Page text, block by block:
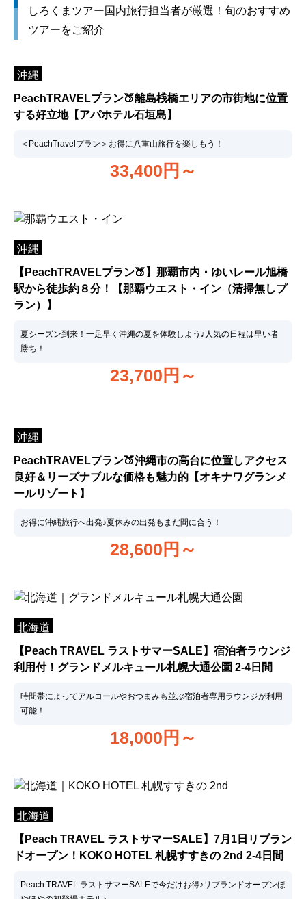
しろくまツアー国内旅行担当者が厳選！旬のおすすめ
ツアーをご紹介
沖縄
PeachTRAVELプラン🍑離島桟橋エリアの市街地に位置
する好立地【アパホテル石垣島】
＜PeachTravelプラン＞お得に八重山旅行を楽しもう！
33,400 円～
沖縄
【PeachTRAVELプラン🍑】那覇市内・ゆいレール旭橋
駅から徒歩約８分！【那覇ウエスト・イン（清掃無しプ
ラン）】
夏シーズン到来！一足早く沖縄の夏を体験しよう♪人気の日程は早い者
勝ち！
23,700 円～
沖縄
PeachTRAVELプラン🍑沖縄市の高台に位置しアクセス
良好＆リーズナブルな価格も魅力的【オキナワグランメ
ールリゾート】
お得に沖縄旅行へ出発♪夏休みの出発もまだ間に合う！
28,600 円～
北海道
【Peach TRAVEL ラストサマーSALE】宿泊者ラウンジ
利用付！グランドメルキュール札幌大通公園 2-4日間
時間帯によってアルコールやおつまみも並ぶ宿泊者専用ラウンジが利用
可能！
18,000 円～
北海道
【Peach TRAVEL ラストサマーSALE】7月1日リブラン
ドオープン！KOKO HOTEL 札幌すすきの 2nd 2-4日間
Peach TRAVEL ラストサマーSALEで今だけお得♪リブランドオープンほ